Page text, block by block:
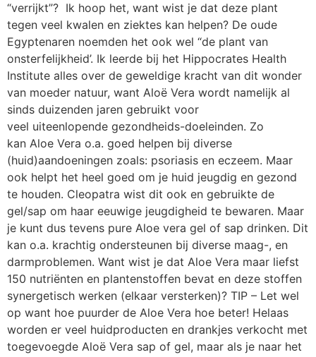
“verrijkt”? Ik hoop het, want wist je dat deze plant
tegen veel kwalen en ziektes kan helpen? De oude
Egyptenaren noemden het ook wel “de plant van
onsterfelijkheid’. Ik leerde bij het Hippocrates Health
Institute alles over de geweldige kracht van dit wonder
van moeder natuur, want Aloë Vera wordt namelijk al
sinds duizenden jaren gebruikt voor
veel uiteenlopende gezondheids-doeleinden. Zo
kan Aloe Vera o.a. goed helpen bij diverse
(huid)aandoeningen zoals: psoriasis en eczeem. Maar
ook helpt het heel goed om je huid jeugdig en gezond
te houden. Cleopatra wist dit ook en gebruikte de
gel/sap om haar eeuwige jeugdigheid te bewaren. Maar
je kunt dus tevens pure Aloe vera gel of sap drinken. Dit
kan o.a. krachtig ondersteunen bij diverse maag-, en
darmproblemen. Want wist je dat Aloe Vera maar liefst
150 nutriënten en plantenstoffen bevat en deze stoffen
synergetisch werken (elkaar versterken)? TIP – Let wel
op want hoe puurder de Aloe Vera hoe beter! Helaas
worden er veel huidproducten en drankjes verkocht met
toegevoegde Aloë Vera sap of gel, maar als je naar het